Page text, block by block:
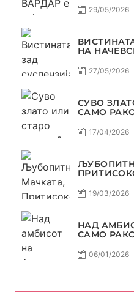
29/05/2026
НА
27/05/2026
СУВО
САМО
17/04/2026
19/03/2026
НАД
САМО
06/01/2026